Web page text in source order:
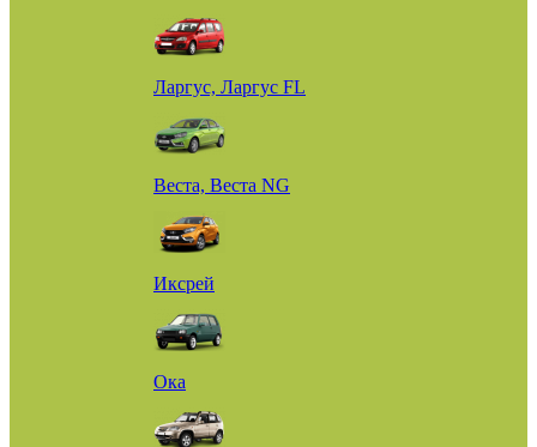
Ларгус, Ларгус FL
Веста, Веста NG
Иксрей
Ока